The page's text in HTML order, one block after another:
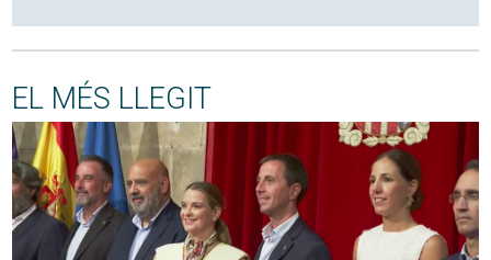
EL MÉS LLEGIT